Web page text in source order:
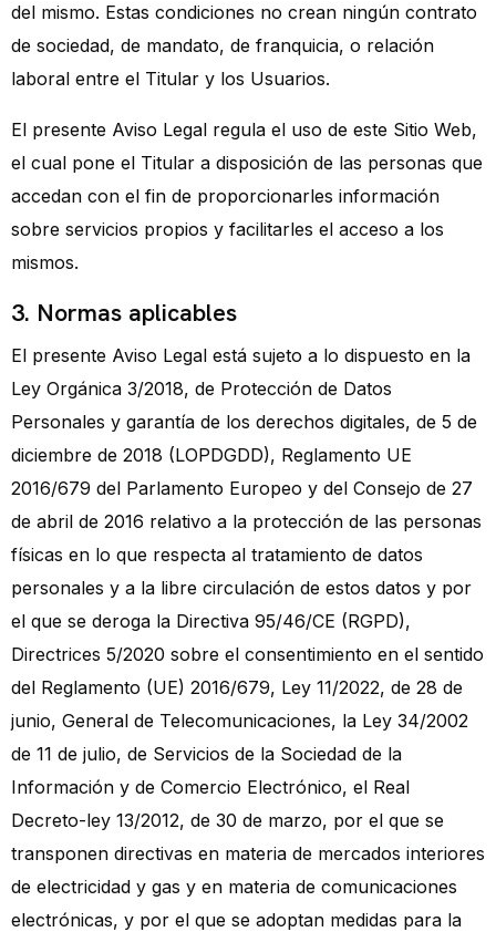
del mismo. Estas condiciones no crean ningún contrato
de sociedad, de mandato, de franquicia, o relación
laboral entre el Titular y los Usuarios.
El presente Aviso Legal regula el uso de este Sitio Web,
el cual pone el Titular a disposición de las personas que
accedan con el fin de proporcionarles información
sobre servicios propios y facilitarles el acceso a los
mismos.
3. Normas aplicables
El presente Aviso Legal está sujeto a lo dispuesto en la
Ley Orgánica 3/2018, de Protección de Datos
Personales y garantía de los derechos digitales, de 5 de
diciembre de 2018 (LOPDGDD), Reglamento UE
2016/679 del Parlamento Europeo y del Consejo de 27
de abril de 2016 relativo a la protección de las personas
físicas en lo que respecta al tratamiento de datos
personales y a la libre circulación de estos datos y por
el que se deroga la Directiva 95/46/CE (RGPD),
Directrices 5/2020 sobre el consentimiento en el sentido
del Reglamento (UE) 2016/679, Ley 11/2022, de 28 de
junio, General de Telecomunicaciones, la Ley 34/2002
de 11 de julio, de Servicios de la Sociedad de la
Información y de Comercio Electrónico, el Real
Decreto-ley 13/2012, de 30 de marzo, por el que se
transponen directivas en materia de mercados interiores
de electricidad y gas y en materia de comunicaciones
electrónicas, y por el que se adoptan medidas para la